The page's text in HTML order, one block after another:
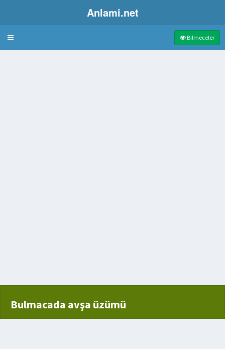
Anlami.net
Bulmaca Bilmeceler
Bulmacada avşa üzümü